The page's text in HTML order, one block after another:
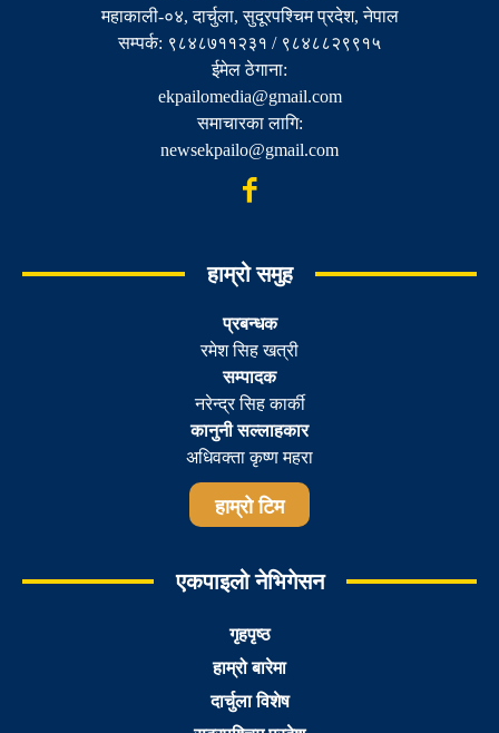
महाकाली-०४, दार्चुला, सुदूरपश्चिम प्रदेश, नेपाल
सम्पर्क: ९८४८७११२३१ / ९८४८८२९९१५
ईमेल ठेगाना:
ekpailomedia@gmail.com
समाचारका लागि:
newsekpailo@gmail.com
हाम्रो समुह
प्रबन्धक
रमेश सिह खत्री
सम्पादक
नरेन्द्र सिह कार्की
कानुनी सल्लाहकार
अधिवक्ता कृष्ण महरा
हाम्रो टिम
एकपाइलो नेभिगेसन
गृहपृष्ठ
हाम्रो बारेमा
दार्चुला विशेष